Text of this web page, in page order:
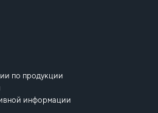
по продукции
информации